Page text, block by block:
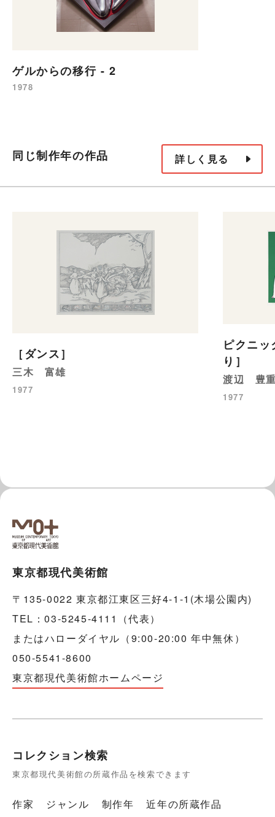
ゲルからの移行 - 2
1978
同じ制作年の作品 詳しく見る
［ダンス］
三木 富雄
1977
ピクニ
り］
渡辺 豊
1977
東京都現代美術館
〒135-0022 東京都江東区三好4-1-1(木場公園内)
TEL：03-5245-4111（代表）
またはハローダイヤル（9:00-20:00 年中無休）
050-5541-8600
東京都現代美術館ホームページ
コレクション検索
東京都現代美術館の所蔵作品を検索できます
作家 ジャンル 制作年 近年の所蔵作品